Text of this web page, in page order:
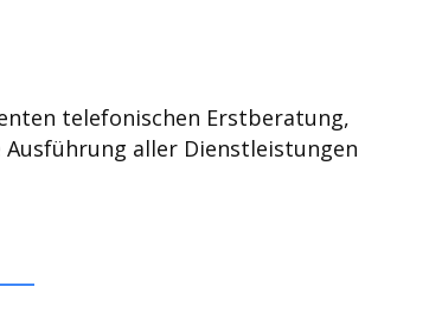
telefonischen Erstberatung,
aller Dienstleistungen